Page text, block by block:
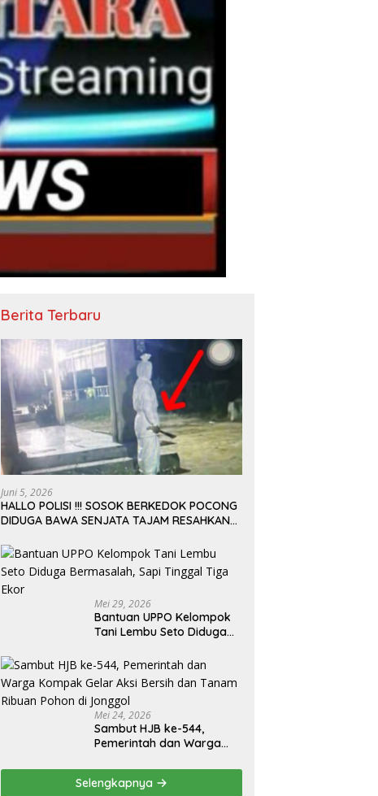
Berita Terbaru
Juni 5, 2026
HALLO POLISI !!! SOSOK BERKEDOK POCONG
DIDUGA BAWA SENJATA TAJAM RESAHKAN
LEBONG
Mei 29, 2026
Bantuan UPPO Kelompok
Tani Lembu Seto Diduga
Tiga Ekor
Mei 24, 2026
Sambut HJB ke-544,
Pemerintah dan Warga
dan Tanam Ribuan Pohon
di Jonggol
Selengkapnya